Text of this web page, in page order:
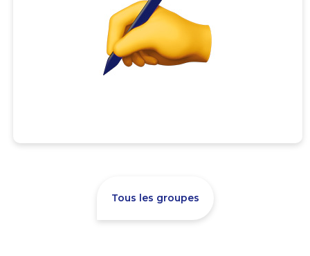
Tous les groupes